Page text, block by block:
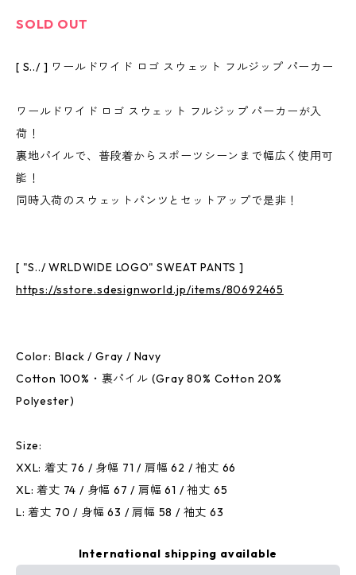
SOLD OUT
[ S../ ] ワールドワイド ロゴ スウェット フルジップ パーカー
ワールドワイド ロゴ スウェット フルジップ パーカーが入
荷！
裏地パイルで、普段着からスポーツシーンまで幅広く使用可
能！
同時入荷のスウェットパンツとセットアップで是非！
[ "S../ WRLDWIDE LOGO" SWEAT PANTS ]
https://sstore.sdesignworld.jp/items/80692465
Color: Black / Gray / Navy
Cotton 100%・裏パイル (Gray 80% Cotton 20%
Polyester)
Size:
XXL: 着丈 76 / 身幅 71 / 肩幅 62 / 袖丈 66
XL: 着丈 74 / 身幅 67 / 肩幅 61 / 袖丈 65
L: 着丈 70 / 身幅 63 / 肩幅 58 / 袖丈 63
International shipping available